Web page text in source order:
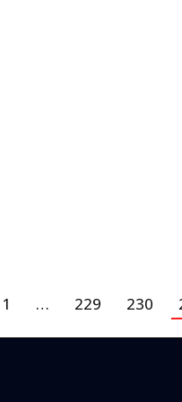
1 … 229 230